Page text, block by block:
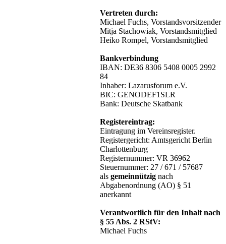
Vertreten durch:
Michael Fuchs, Vorstandsvorsitzender
Mitja Stachowiak, Vorstandsmitglied
Heiko Rompel, Vorstandsmitglied
Bankverbindung
IBAN: DE36 8306 5408 0005 2992
84
Inhaber: Lazarusforum e.V.
BIC: GENODEF1SLR
Bank: Deutsche Skatbank
Registereintrag:
Eintragung im Vereinsregister.
Registergericht: Amtsgericht Berlin
Charlottenburg
Registernummer: VR 36962
Steuernummer: 27 / 671 / 57687
als gemeinnützig nach
Abgabenordnung (AO) § 51
anerkannt
Verantwortlich für den Inhalt nach
§ 55 Abs. 2 RStV:
Michael Fuchs